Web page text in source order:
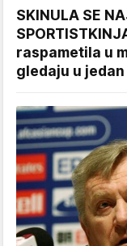
SKINULA SE
raspametila u
gledaju u